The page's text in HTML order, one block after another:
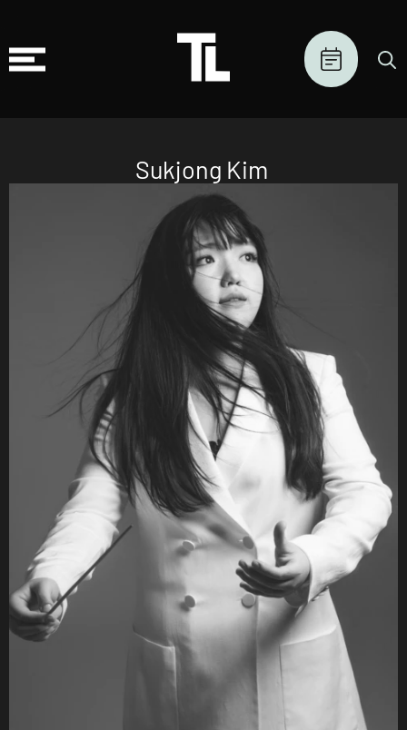
Sukjong Kim